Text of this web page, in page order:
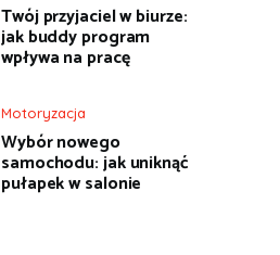
Twój przyjaciel w biurze:
jak buddy program
wpływa na pracę
Motoryzacja
Wybór nowego
samochodu: jak uniknąć
pułapek w salonie